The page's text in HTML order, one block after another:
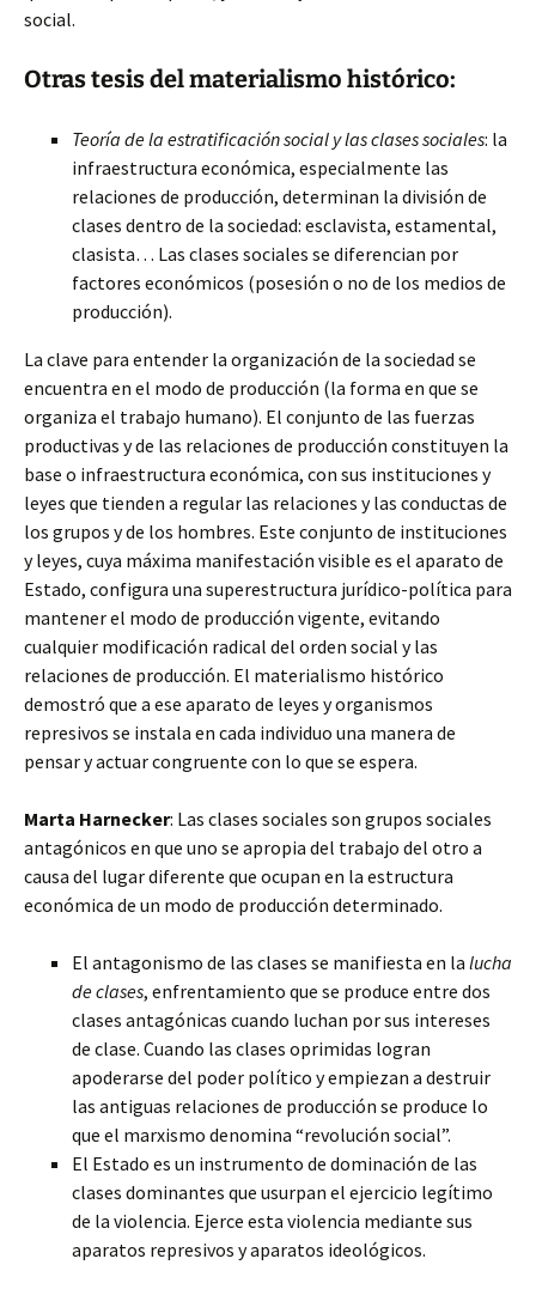
social.
Otras tesis del materialismo histórico:
Teoría de la estratificación social y las clases sociales: la
infraestructura económica, especialmente las
relaciones de producción, determinan la división de
clases dentro de la sociedad: esclavista, estamental,
clasista… Las clases sociales se diferencian por
factores económicos (posesión o no de los medios de
producción).
La clave para entender la organización de la sociedad se
encuentra en el modo de producción (la forma en que se
organiza el trabajo humano). El conjunto de las fuerzas
productivas y de las relaciones de producción constituyen la
base o infraestructura económica, con sus instituciones y
leyes que tienden a regular las relaciones y las conductas de
los grupos y de los hombres. Este conjunto de instituciones
y leyes, cuya máxima manifestación visible es el aparato de
Estado, configura una superestructura jurídico-política para
mantener el modo de producción vigente, evitando
cualquier modificación radical del orden social y las
relaciones de producción. El materialismo histórico
demostró que a ese aparato de leyes y organismos
represivos se instala en cada individuo una manera de
pensar y actuar congruente con lo que se espera.
Marta Harnecker: Las clases sociales son grupos sociales
antagónicos en que uno se apropia del trabajo del otro a
causa del lugar diferente que ocupan en la estructura
económica de un modo de producción determinado.
El antagonismo de las clases se manifiesta en la lucha
de clases, enfrentamiento que se produce entre dos
clases antagónicas cuando luchan por sus intereses
de clase. Cuando las clases oprimidas logran
apoderarse del poder político y empiezan a destruir
las antiguas relaciones de producción se produce lo
que el marxismo denomina “revolución social”.
El Estado es un instrumento de dominación de las
clases dominantes que usurpan el ejercicio legítimo
de la violencia. Ejerce esta violencia mediante sus
aparatos represivos y aparatos ideológicos.